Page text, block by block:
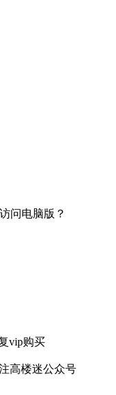
问电脑版？
vip购买
高楼迷公众号